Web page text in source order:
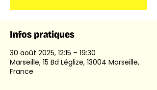
Infos pratiques
30 août 2025, 12:15 – 19:30
Marseille, 15 Bd Léglize, 13004 Marseille,
France